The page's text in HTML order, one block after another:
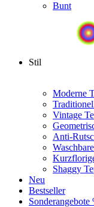
Bunt
Stil
Moderne
Vintage
Anti-
Shaggy
Neu
Bestseller
Sonderangebote